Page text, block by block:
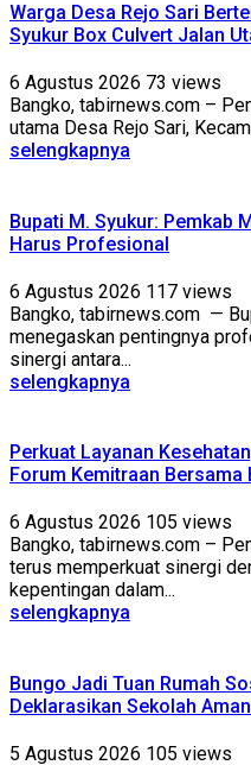
Warga Desa Rejo Sari
Syukur Box Culvert Jalan
6 Agustus 2026 73 views
Bangko, tabirnews.com –
utama Desa Rejo Sari,
selengkapnya
Bupati M. Syukur: Pemkab
Harus Profesional
6 Agustus 2026 117 views
Bangko, tabirnews.com —
menegaskan pentingnya
sinergi antara...
selengkapnya
Perkuat Layanan
Forum Kemitraan Bersama
6 Agustus 2026 105 views
Bangko, tabirnews.com –
terus memperkuat sinergi
kepentingan dalam...
selengkapnya
Bungo Jadi Tuan Rumah
Deklarasikan Sekolah
5 Agustus 2026 105 views